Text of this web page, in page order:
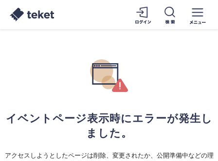
イベントページ表示時にエラーが発生し
ました。
アクセスしようとしたページは削除、変更されたか、公開準備中などの理